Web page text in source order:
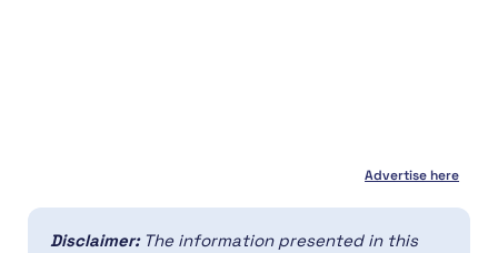
Advertise here
Disclaimer: The information presented in this